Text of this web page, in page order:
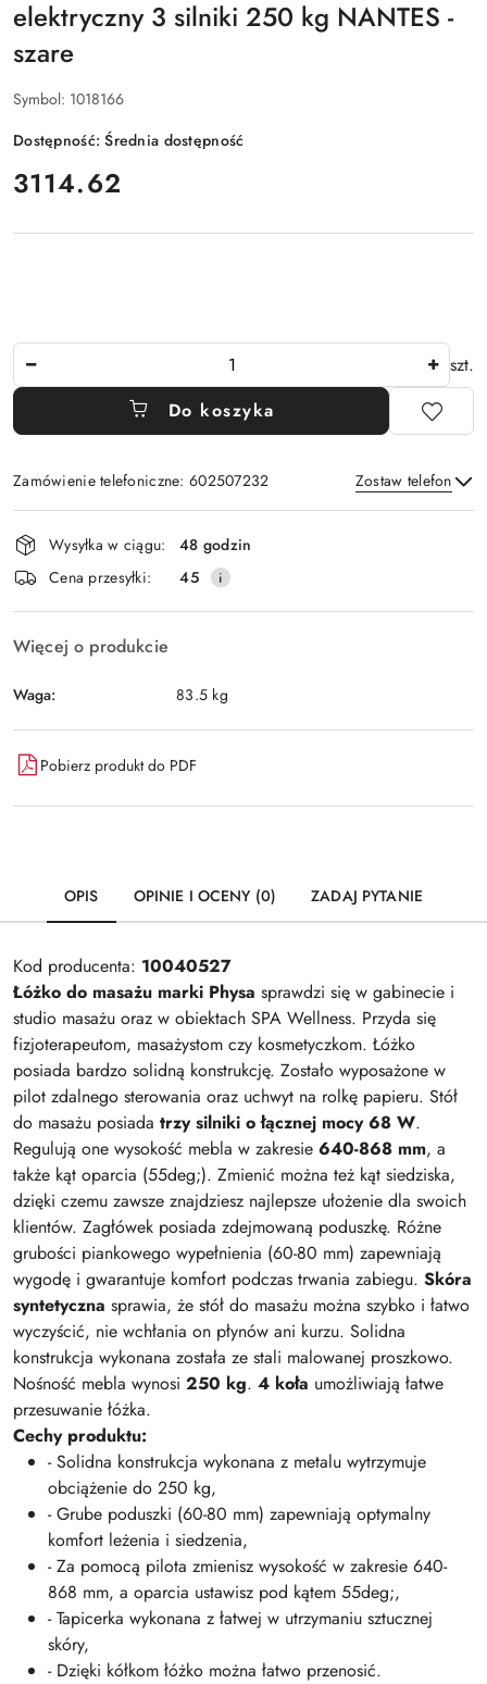
elektryczny 3 silniki 250 kg NANTES -
szare
Symbol: 1018166
Dostępność:Średnia dostępność
cena:
3114.62
szt.
Do koszyka
Zamówienie telefoniczne: 602507232 Zostaw telefon
Wyślij
Dostępność
i
dostawa
Wysyłka w ciągu:
48 godzin
Cena przesyłki:
45
Więcej o produkcie
Waga: 83.5 kg
Pobierz produkt do PDF
OPIS OPINIE I OCENY (0) ZADAJ PYTANIE
Kod producenta: 10040527
Łóżko do masażu marki Physa sprawdzi się w gabinecie i
studio masażu oraz w obiektach SPA Wellness. Przyda się
fizjoterapeutom, masażystom czy kosmetyczkom. Łóżko
posiada bardzo solidną konstrukcję. Zostało wyposażone w
pilot zdalnego sterowania oraz uchwyt na rolkę papieru. Stół
do masażu posiada trzy silniki o łącznej mocy 68 W.
Regulują one wysokość mebla w zakresie 640-868 mm, a
także kąt oparcia (55deg;). Zmienić można też kąt siedziska,
dzięki czemu zawsze znajdziesz najlepsze ułożenie dla swoich
klientów. Zagłówek posiada zdejmowaną poduszkę. Różne
grubości piankowego wypełnienia (60-80 mm) zapewniają
wygodę i gwarantuje komfort podczas trwania zabiegu. Skóra
syntetyczna sprawia, że stół do masażu można szybko i łatwo
wyczyścić, nie wchłania on płynów ani kurzu. Solidna
konstrukcja wykonana została ze stali malowanej proszkowo.
Nośność mebla wynosi 250 kg. 4 koła umożliwiają łatwe
przesuwanie łóżka.
Cechy produktu:
- Solidna konstrukcja wykonana z metalu wytrzymuje
obciążenie do 250 kg,
- Grube poduszki (60-80 mm) zapewniają optymalny
komfort leżenia i siedzenia,
- Za pomocą pilota zmienisz wysokość w zakresie 640-
868 mm, a oparcia ustawisz pod kątem 55deg;,
- Tapicerka wykonana z łatwej w utrzymaniu sztucznej
skóry,
- Dzięki kółkom łóżko można łatwo przenosić.